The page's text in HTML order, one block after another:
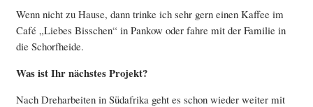
Wenn nicht zu Hause, dann trinke ich sehr gern einen Kaffee im
Café „Liebes Bisschen“ in Pankow oder fahre mit der Familie in
die Schorfheide.
Was ist Ihr nächstes Projekt?
Nach Dreharbeiten in Südafrika geht es schon wieder weiter mit